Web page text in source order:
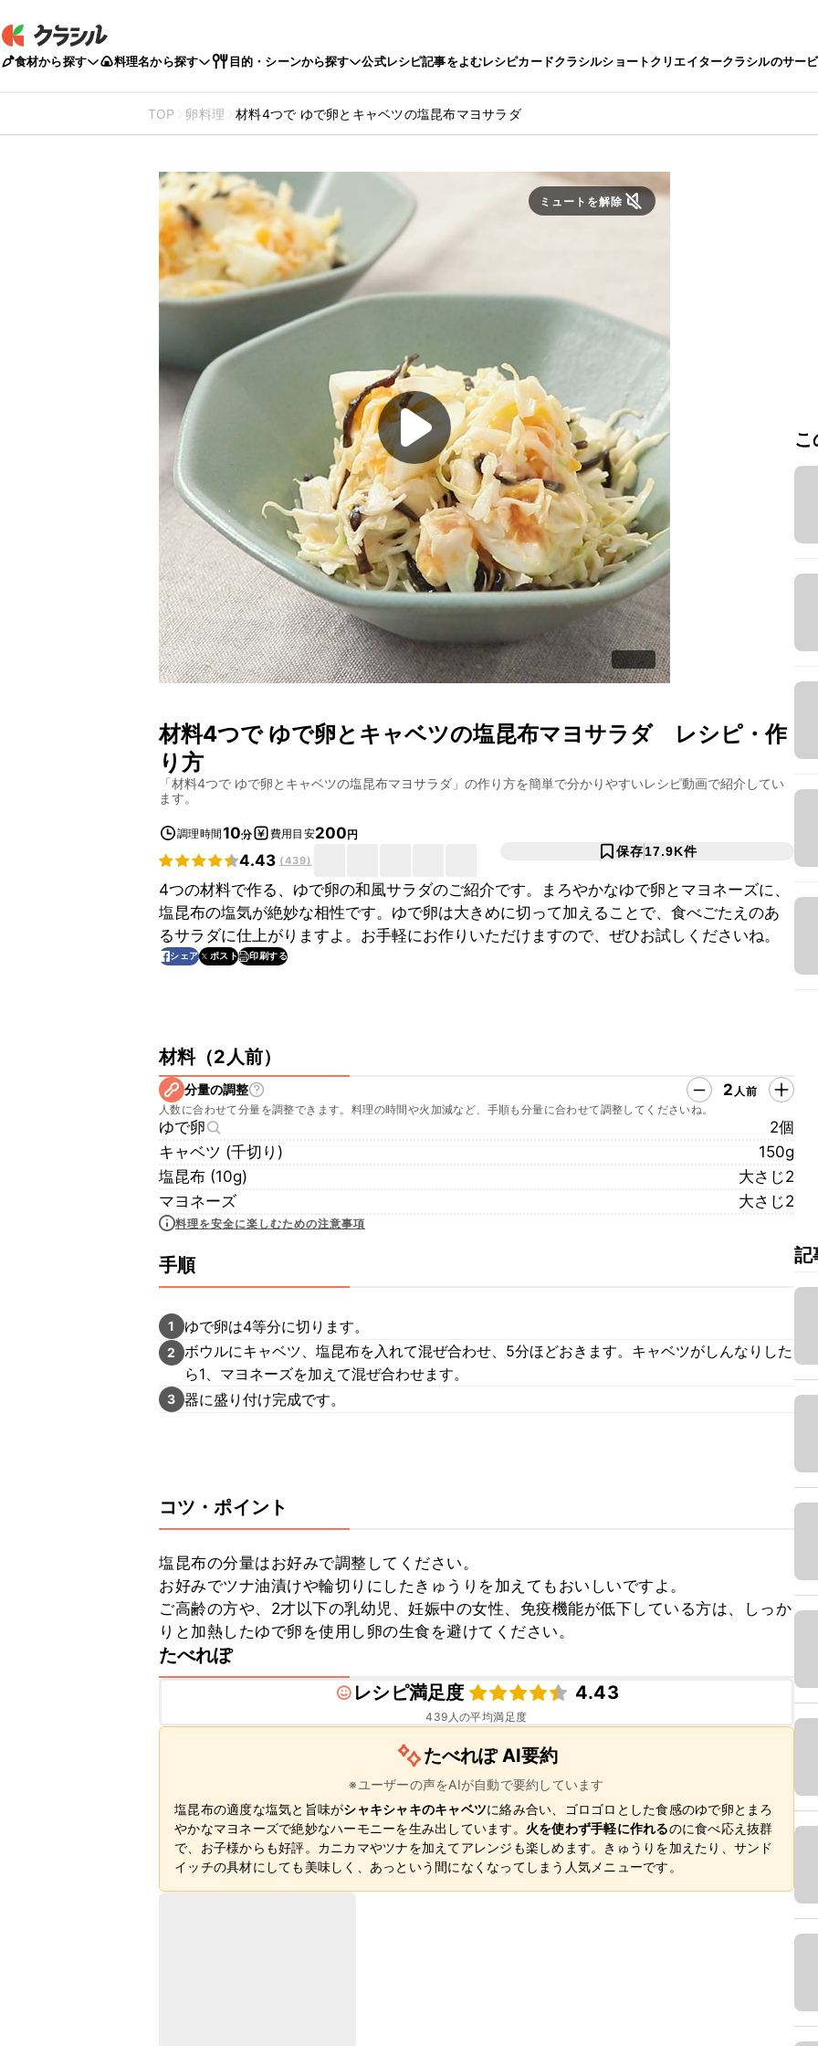
食材から探す 料理名から探す 目的・シーンから探す 公式レシピ記事をよむレシピカードクラシルショートクリエイタークラシルのサー
TOP 卵料理 材料4つで ゆで卵とキャベツの塩昆布マヨサラダ
ミュートを解除
材料4つで ゆで卵とキャベツの塩昆布マヨサラダレシピ・作
り方
「材料4つで ゆで卵とキャベツの塩昆布マヨサラダ 」の作り方を簡単で分かりやすいレシピ動画で紹介してい
ます。
調理時間10分 費用目安200円
4.43 (439)
保存17.9K件
4つの材料で作る、ゆで卵の和風サラダのご紹介です。まろやかなゆで卵とマヨネーズに、
塩昆布の塩気が絶妙な相性です。ゆで卵は大きめに切って加えることで、食べごたえのあ
るサラダに仕上がりますよ。お手軽にお作りいただけますので、ぜひお試しくださいね。
シェア ポスト 印刷する
材料（2人前）
分量の調整 2 人前
人数に合わせて分量を調整できます。料理の時間や火加減など、手順も分量に合わせて調整してくださいね。
ゆで卵
2個
キャベツ (千切り)
150g
塩昆布 (10g)
大さじ2
マヨネーズ
大さじ2
料理を安全に楽しむための注意事項
手順
1 ゆで卵は4等分に切ります。
2
ボウルにキャベツ、塩昆布を入れて混ぜ合わせ、5分ほどおきます。キャベツがしんなりした
ら1、マヨネーズを加えて混ぜ合わせます。
3 器に盛り付け完成です。
コツ・ポイント
塩昆布の分量はお好みで調整してください。
お好みでツナ油漬けや輪切りにしたきゅうりを加えてもおいしいですよ。
ご高齢の方や、2才以下の乳幼児、妊娠中の女性、免疫機能が低下している方は、しっか
りと加熱したゆで卵を使用し卵の生食を避けてください。
たべれぽ
レシピ満足度
4.43
439 人の平均満足度
たべれぽ AI要約
※ユーザーの声をAIが自動で要約しています
塩昆布の適度な塩気と旨味がシャキシャキのキャベツに絡み合い、ゴロゴロとした食感のゆで卵とまろ
やかなマヨネーズで絶妙なハーモニーを生み出しています。 火を使わず手軽に作れるのに食べ応え抜群
で、お子様からも好評。カニカマやツナを加えてアレンジも楽しめます。きゅうりを加えたり、サンド
イッチの具材にしても美味しく、あっという間になくなってしまう人気メニューです。
記